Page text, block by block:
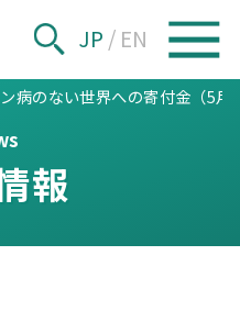
JP / EN
病のない世界への寄付金（5月
報